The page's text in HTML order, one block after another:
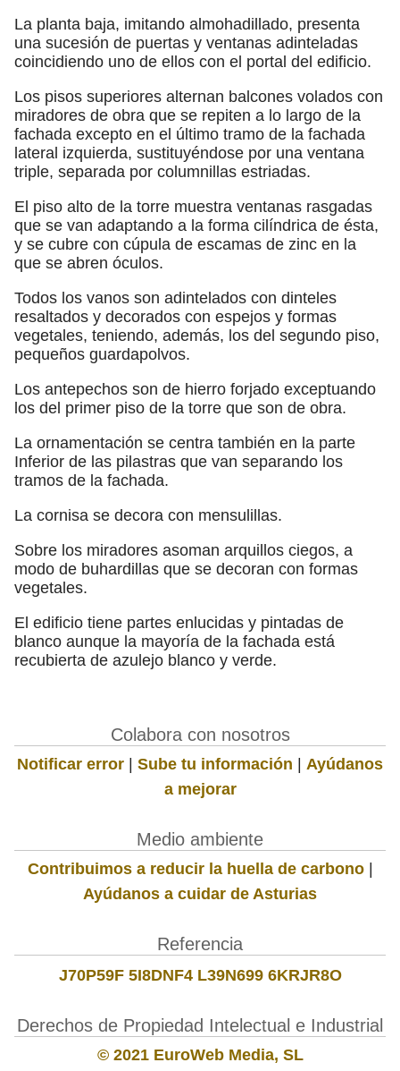
La planta baja, imitando almohadillado, presenta
una sucesión de puertas y ventanas adinteladas
coincidiendo uno de ellos con el portal del edificio.
Los pisos superiores alternan balcones volados con
miradores de obra que se repiten a lo largo de la
fachada excepto en el último tramo de la fachada
lateral izquierda, sustituyéndose por una ventana
triple, separada por columnillas estriadas.
El piso alto de la torre muestra ventanas rasgadas
que se van adaptando a la forma cilíndrica de ésta,
y se cubre con cúpula de escamas de zinc en la
que se abren óculos.
Todos los vanos son adintelados con dinteles
resaltados y decorados con espejos y formas
vegetales, teniendo, además, los del segundo piso,
pequeños guardapolvos.
Los antepechos son de hierro forjado exceptuando
los del primer piso de la torre que son de obra.
La ornamentación se centra también en la parte
Inferior de las pilastras que van separando los
tramos de la fachada.
La cornisa se decora con mensulillas.
Sobre los miradores asoman arquillos ciegos, a
modo de buhardillas que se decoran con formas
vegetales.
El edificio tiene partes enlucidas y pintadas de
blanco aunque la mayoría de la fachada está
recubierta de azulejo blanco y verde.
Colabora con nosotros
Notificar error | Sube tu información | Ayúdanos
a mejorar
Medio ambiente
Contribuimos a reducir la huella de carbono|
Ayúdanos a cuidar de Asturias
Referencia
J70P59F 5I8DNF4 L39N699 6KRJR8O
Derechos de Propiedad Intelectual e Industrial
© 2021 EuroWeb Media, SL